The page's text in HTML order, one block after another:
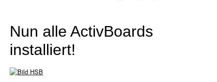
Nun alle ActivBoards
installiert!